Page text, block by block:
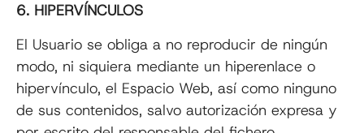
6. HIPERVÍNCULOS
El Usuario se obliga a no reproducir de ningún
modo, ni siquiera mediante un hiperenlace o
hipervínculo, el Espacio Web, así como ninguno
de sus contenidos, salvo autorización expresa y